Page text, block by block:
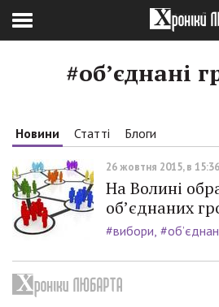
#об’єднані
Новини Статті Блоги
26 жовтня 2015, в 15:36
На Волині
об’єднаних
#вибори